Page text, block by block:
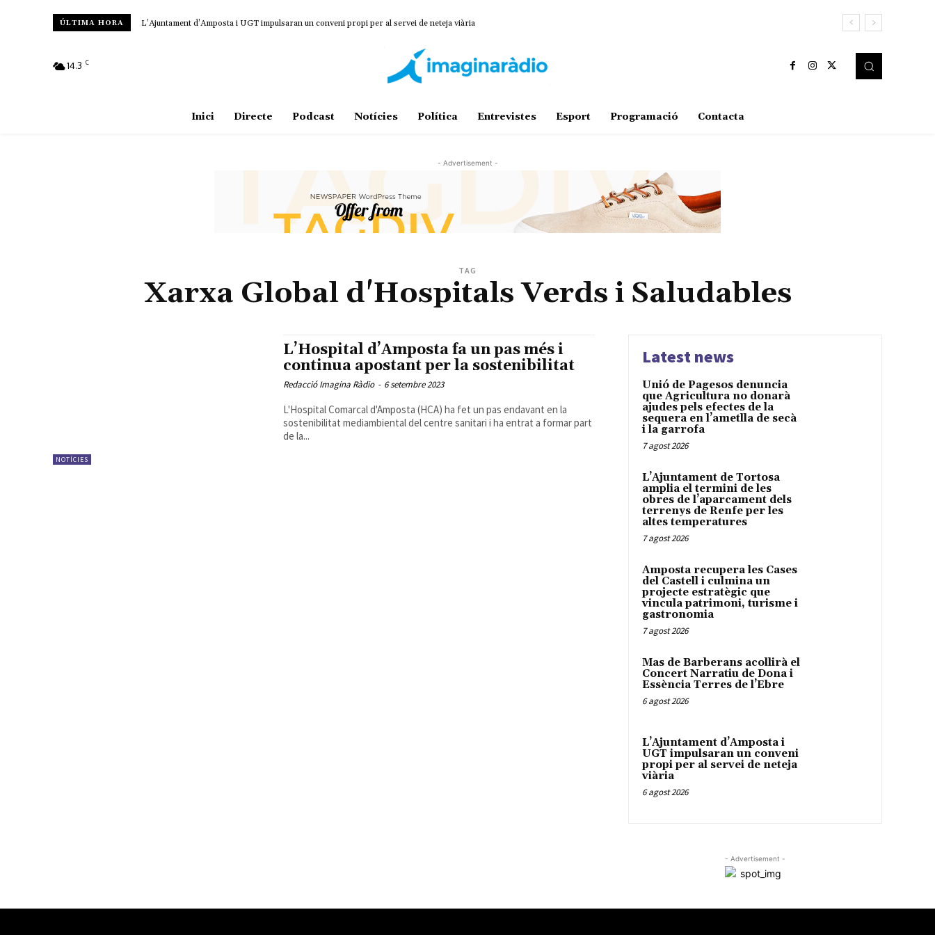
ÚLTIMA HORA L’Ajuntament d’Amposta i UGT impulsaran un conveni propi per al servei de neteja viària
14.3 C
Inici Directe Podcast Notícies Política Entrevistes Esport Programació Contacta
- Advertisement -
TAG
Xarxa Global d'Hospitals Verds i Saludables
NOTÍCIES
L’Hospital d’Amposta fa un pas més i
continua apostant per la sostenibilitat
Redacció Imagina Ràdio - 6 setembre 2023
L'Hospital Comarcal d'Amposta (HCA) ha fet un pas endavant en la
sostenibilitat mediambiental del centre sanitari i ha entrat a formar part
de la...
Latest news
Unió de Pagesos denuncia
que Agricultura no donarà
ajudes pels efectes de la
sequera en l’ametlla de secà
i la garrofa
7 agost 2026
L’Ajuntament de Tortosa
amplia el termini de les
obres de l’aparcament dels
terrenys de Renfe per les
altes temperatures
7 agost 2026
Amposta recupera les Cases
del Castell i culmina un
projecte estratègic que
vincula patrimoni, turisme i
gastronomia
7 agost 2026
Mas de Barberans acollirà el
Concert Narratiu de Dona i
Essència Terres de l’Ebre
6 agost 2026
L’Ajuntament d’Amposta i
UGT impulsaran un conveni
propi per al servei de neteja
viària
6 agost 2026
- Advertisement -